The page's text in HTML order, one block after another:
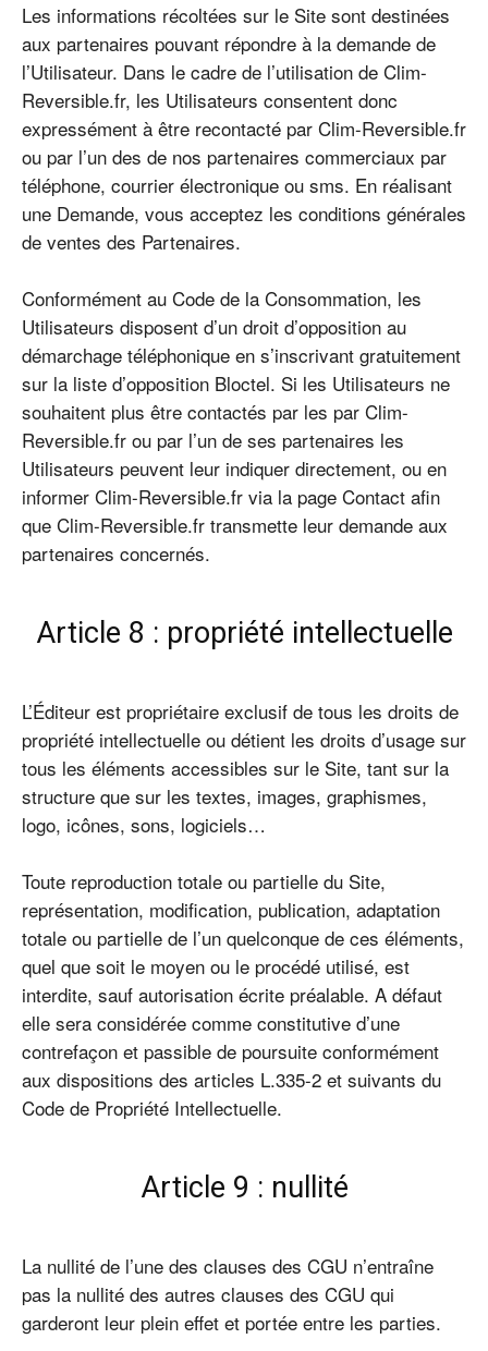
Les informations récoltées sur le Site sont destinées
aux partenaires pouvant répondre à la demande de
l’Utilisateur. Dans le cadre de l’utilisation de Clim-
Reversible.fr, les Utilisateurs consentent donc
expressément à être recontacté par Clim-Reversible.fr
ou par l’un des de nos partenaires commerciaux par
téléphone, courrier électronique ou sms. En réalisant
une Demande, vous acceptez les conditions générales
de ventes des Partenaires.
Conformément au Code de la Consommation, les
Utilisateurs disposent d’un droit d’opposition au
démarchage téléphonique en s’inscrivant gratuitement
sur la liste d’opposition Bloctel. Si les Utilisateurs ne
souhaitent plus être contactés par les par Clim-
Reversible.fr ou par l’un de ses partenaires les
Utilisateurs peuvent leur indiquer directement, ou en
informer Clim-Reversible.fr via la page Contact afin
que Clim-Reversible.fr transmette leur demande aux
partenaires concernés.
Article 8 : propriété intellectuelle
L’Éditeur est propriétaire exclusif de tous les droits de
propriété intellectuelle ou détient les droits d’usage sur
tous les éléments accessibles sur le Site, tant sur la
structure que sur les textes, images, graphismes,
logo, icônes, sons, logiciels…
Toute reproduction totale ou partielle du Site,
représentation, modification, publication, adaptation
totale ou partielle de l’un quelconque de ces éléments,
quel que soit le moyen ou le procédé utilisé, est
interdite, sauf autorisation écrite préalable. A défaut
elle sera considérée comme constitutive d’une
contrefaçon et passible de poursuite conformément
aux dispositions des articles L.335-2 et suivants du
Code de Propriété Intellectuelle.
Article 9 : nullité
La nullité de l’une des clauses des CGU n’entraîne
pas la nullité des autres clauses des CGU qui
garderont leur plein effet et portée entre les parties.